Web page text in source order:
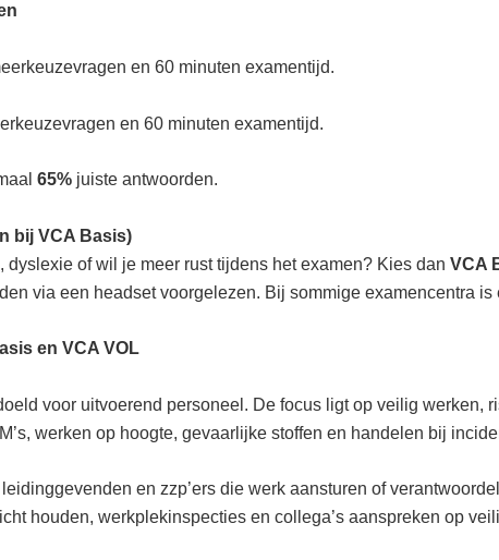
en 60 minuten examentijd.
en 60 minuten examentijd.
65% juiste antwoorden.
bij VCA Basis)
dyslexie of wil je meer rust tijdens het examen? Kies dan VCA
via een headset voorgelezen. Bij sommige examencentra is
en VCA VOL
voor uitvoerend personeel. De focus ligt op veilig werken,
werken op hoogte, gevaarlijke stoffen en handelen bij
en zzp’ers die werk aansturen of
houden, werkplekinspecties en collega’s aanspreken op